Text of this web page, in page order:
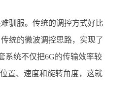
驯服。传统的调控方式好比
统的微波调控思路，实现了
系统不仅把6G的传输效率较
置、速度和旋转角度，这就